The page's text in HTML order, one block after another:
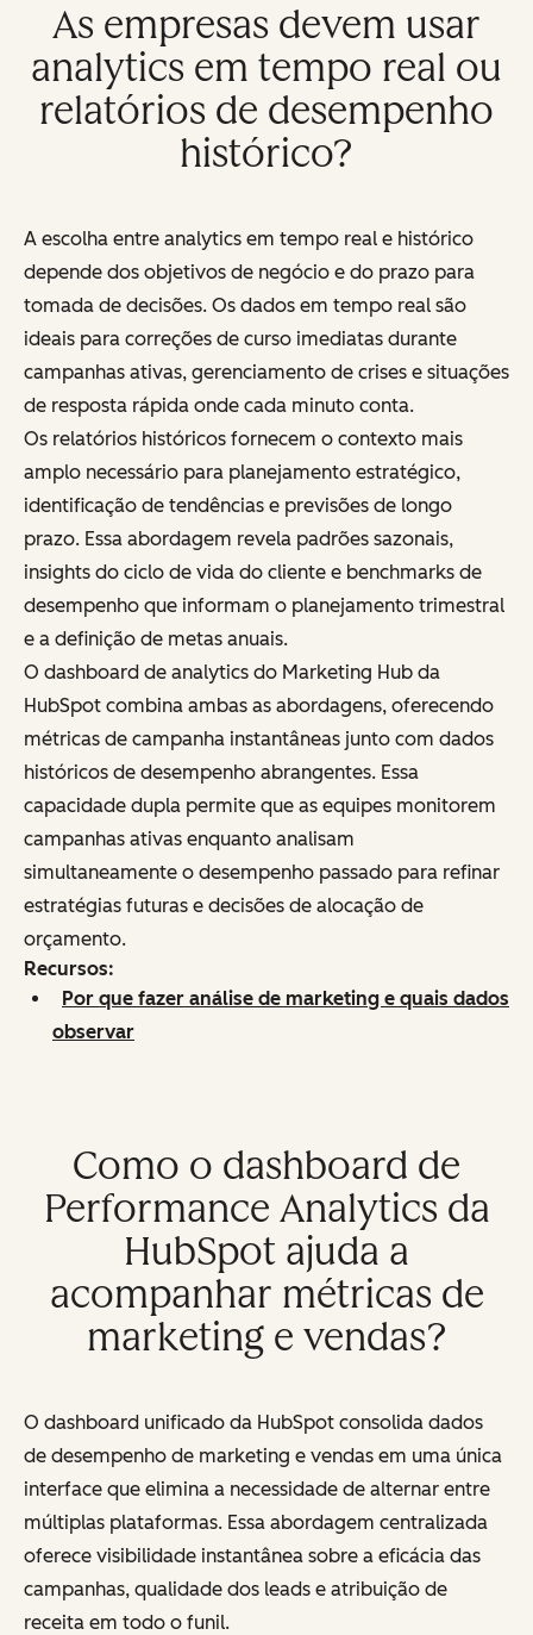
As empresas devem usar
analytics em tempo real ou
relatórios de desempenho
histórico?
A escolha entre analytics em tempo real e histórico
depende dos objetivos de negócio e do prazo para
tomada de decisões. Os dados em tempo real são
ideais para correções de curso imediatas durante
campanhas ativas, gerenciamento de crises e situações
de resposta rápida onde cada minuto conta.
Os relatórios históricos fornecem o contexto mais
amplo necessário para planejamento estratégico,
identificação de tendências e previsões de longo
prazo. Essa abordagem revela padrões sazonais,
insights do ciclo de vida do cliente e benchmarks de
desempenho que informam o planejamento trimestral
e a definição de metas anuais.
O dashboard de analytics do Marketing Hub da
HubSpot combina ambas as abordagens, oferecendo
métricas de campanha instantâneas junto com dados
históricos de desempenho abrangentes. Essa
capacidade dupla permite que as equipes monitorem
campanhas ativas enquanto analisam
simultaneamente o desempenho passado para refinar
estratégias futuras e decisões de alocação de
orçamento.
Recursos:
Por que fazer análise de marketing e quais dados
observar
Como o dashboard de
Performance Analytics da
HubSpot ajuda a
acompanhar métricas de
marketing e vendas?
O dashboard unificado da HubSpot consolida dados
de desempenho de marketing e vendas em uma única
interface que elimina a necessidade de alternar entre
múltiplas plataformas. Essa abordagem centralizada
oferece visibilidade instantânea sobre a eficácia das
campanhas, qualidade dos leads e atribuição de
receita em todo o funil.